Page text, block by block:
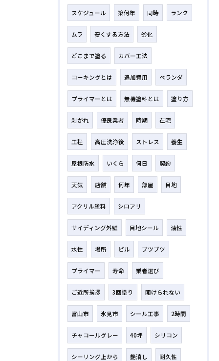
スケジュール 築何年 同時 ランク
ムラ 安くする方法 劣化
どこまで塗る カバー工法
コーキングとは 追加費用 ベランダ
プライマーとは 無機塗料とは 塗り方
剥がれ 優良業者 時期 在宅
工程 高圧洗浄後 ストレス 養生
屋根防水 いくら 何日 契約
天気 店舗 何年 部屋 目地
アクリル塗料 シロアリ
サイディング外壁 目地シール 油性
水性 場所 ビル ブツブツ
プライマー 寿命 業者選び
ご近所挨拶 3回塗り 開けられない
富山市 氷見市 シール工事 2時間
チャコールグレー 40坪 シリコン
シーリング上から 艶消し 耐久性